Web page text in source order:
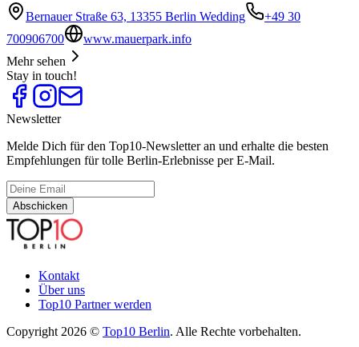
Bernauer Straße 63, 13355 Berlin Wedding
+49 30
700906700
www.mauerpark.info
Mehr sehen
Stay in touch!
Newsletter
Melde Dich für den Top10-Newsletter an und erhalte die besten
Empfehlungen für tolle Berlin-Erlebnisse per E-Mail.
Abschicken
Kontakt
Über uns
Top10 Partner werden
Copyright 2026 © Top10 Berlin. Alle Rechte vorbehalten.